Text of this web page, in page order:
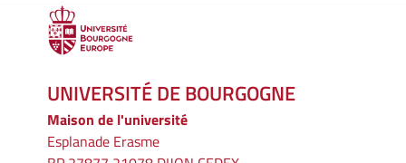
UNIVERSITÉ DE BOURGOGNE
Maison de l'université
Esplanade Erasme